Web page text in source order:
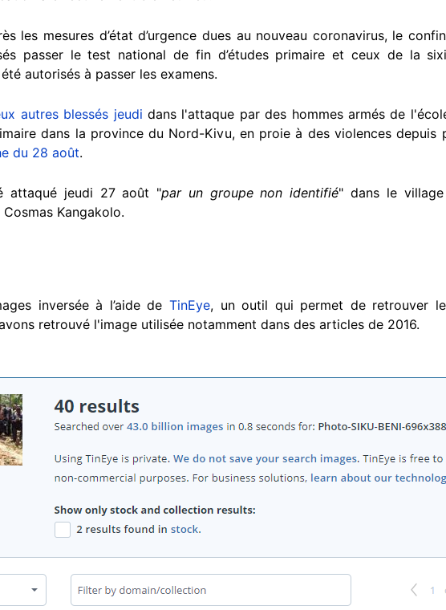
les mesures d’état d’urgence dues au nouveau coronavirus, le
passer le test national de fin d’études primaire et ceux de la
autorisés à passer les examens.
autres blessés jeudi dans l'attaque par des hommes armés de
dans la province du Nord-Kivu, en proie à des violences depuis
du 28 août.
attaqué jeudi 27 août "par un groupe non identifié" dans le
Kangakolo.
inversée à l’aide de TinEye, un outil qui permet de retrouver
retrouvé l'image utilisée notamment dans des articles de 2016.